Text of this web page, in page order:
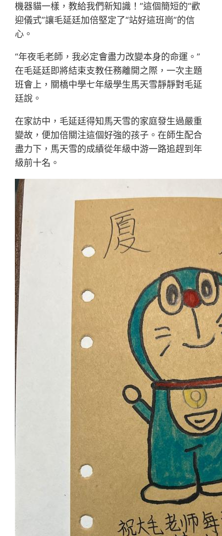
機器貓一樣，教給我們新知識！”這個簡短的“歡
迎儀式”讓毛延廷加倍堅定了“站好這班崗”的信
心。
“年夜毛老師，我必定會盡力改變本身的命運。”
在毛延廷即將結束支教任務離開之際，一次主題
班會上，關橋中學七年級學生馬天雪靜靜對毛延
廷說。
在家訪中，毛延廷得知馬天雪的家庭發生過嚴重
變故，便加倍關注這個好強的孩子。在師生配合
盡力下，馬天雪的成績從年級中游一路追趕到年
級前十名。